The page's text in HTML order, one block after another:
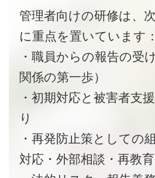
管理者向けの研修は、
に重点を置いています：
・職員からの報告の受
関係の第一歩）
・初期対応と被害者支
り
・再発防止策としての
対応・外部相談・再教育